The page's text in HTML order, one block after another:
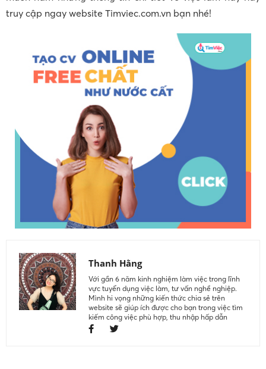
truy cập ngay website Timviec.com.vn bạn nhé!
Thanh Hằng
Với gần 6 năm kinh nghiệm làm việc trong lĩnh
vực tuyển dụng việc làm, tư vấn nghề nghiệp.
Mình hi vọng những kiến thức chia sẻ trên
website sẽ giúp ích được cho bạn trong việc tìm
kiếm công việc phù hợp, thu nhập hấp dẫn